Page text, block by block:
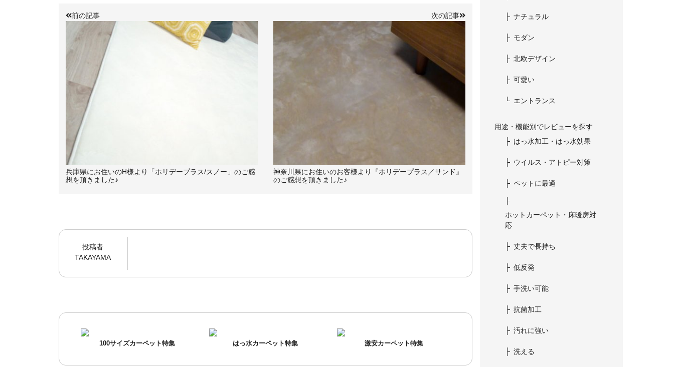
前の記事
兵庫県にお住いのH様より「ホリデープラス/スノー」のご感
想を頂きました♪
次の記事
神奈川県にお住いのお客様より『ホリデープラス／サンド』
のご感想を頂きました♪
投稿者
TAKAYAMA
100サイズカーペット特集 はっ水カーペット特集 激安カーペット特集
ナチュラル
モダン
北欧デザイン
可愛い
エントランス
用途・機能別でレビューを探す
はっ水加工・はっ水効果
ウイルス・アトピー対策
ペットに最適
ホットカーペット・床暖房対
応
丈夫で長持ち
低反発
手洗い可能
抗菌加工
汚れに強い
洗える